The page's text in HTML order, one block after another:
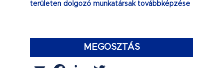
területen dolgozó munkatársak továbbképzése
MEGOSZTÁS